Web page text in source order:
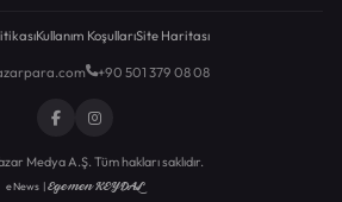
Kullanım KoşullarıSite Haritası
+90 501 379 08 08
Medya A.Ş. Tüm hakları saklıdır.
eNews |Egemen KEYDAL